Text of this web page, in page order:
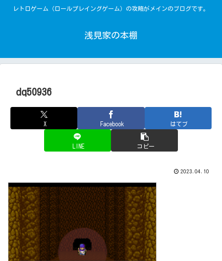
レトロゲーム（ロールプレイングゲーム）の攻略がメインのブログです。
浅見家の本棚
dq50936
X Facebook はてブ
LINE コピー
2023.04.10